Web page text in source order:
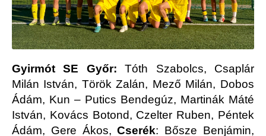
Gyirmót SE Győr: Tóth Szabolcs, Csaplár
Milán István, Török Zalán, Mező Milán, Dobos
Ádám, Kun – Putics Bendegúz, Martinák Máté
István, Kovács Botond, Czelter Ruben, Péntek
Ádám, Gere Ákos,Cserék: Bősze Benjámin,